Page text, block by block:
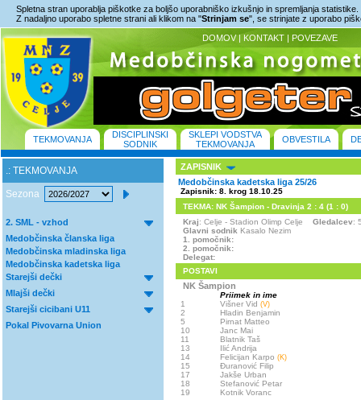
Spletna stran uporablja piškotke za boljšo uporabniško izkušnjo in spremljanja statistike.
Z nadaljno uporabo spletne strani ali klikom na "Strinjam se", se strinjate z uporabo
DOMOV | KONTAKT | POVEZAVE
TEKMOVANJA
DISCIPLINSKI
SODNIK
SKLEPI VODSTVA
TEKMOVANJA
OBVESTILA
.: TEKMOVANJA
Sezona
2. SML - vzhod
Medobčinska članska liga
Medobčinska mladinska liga
Medobčinska kadetska liga
Starejši dečki
Mlajši dečki
Starejši cicibani U11
Pokal Pivovarna Union
ZAPISNIK
Medobčinska kadetska liga 25/26
Zapisnik: 8. krog 18.10.25
TEKMA: NK Šampion - Dravinja 2 : 4 (1 : 0)
Kraj: Celje - Stadion Olimp Celje Gledalcev:
Glavni sodnik Kasalo Nezim
1. pomočnik:
2. pomočnik:
Delegat:
POSTAVI
NK Šampion
Priimek in ime
1
Višner Vid (V)
2
Hladin Benjamin
5
Pirnat Matteo
10
Janc Mai
11
Blatnik Taš
13
Ilić Andrija
14
Felicijan Karpo (K)
15
Đuranović Filip
17
Jakše Urban
18
Stefanović Petar
19
Kotnik Voranc